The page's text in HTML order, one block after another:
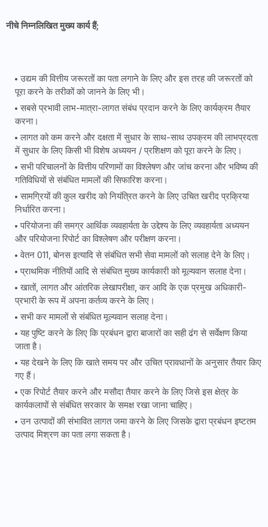
नीचे निम्नलिखित मुख्य कार्य हैं;
उद्यम की वित्तीय जरूरतों का पता लगाने के लिए और इस तरह की जरूरतों को
पूरा करने के तरीकों को जानने के लिए भी।
सबसे प्रभावी लाभ-मात्रा-लागत संबंध प्रदान करने के लिए कार्यक्रम तैयार
करना।
लागत को कम करने और दक्षता में सुधार के साथ-साथ उपक्रम की लाभप्रदता
में सुधार के लिए किसी भी विशेष अध्ययन / प्रशिक्षण को पूरा करने के लिए।
सभी परिचालनों के वित्तीय परिणामों का विश्लेषण और जांच करना और भविष्य की
गतिविधियों से संबंधित मामलों की सिफारिश करना।
सामग्रियों की कुल खरीद को नियंत्रित करने के लिए उचित खरीद प्रक्रिया
निर्धारित करना।
परियोजना की समग्र आर्थिक व्यवहार्यता के उद्देश्य के लिए व्यवहार्यता अध्ययन
और परियोजना रिपोर्ट का विश्लेषण और परीक्षण करना।
वेतन 011, बोनस इत्यादि से संबंधित सभी सेवा मामलों को सलाह देने के लिए।
प्राथमिक नीतियों आदि से संबंधित मुख्य कार्यकारी को मूल्यवान सलाह देना।
खातों, लागत और आंतरिक लेखापरीक्षा, कर आदि के एक प्रमुख अधिकारी-
प्रभारी के रूप में अपना कर्तव्य करने के लिए।
सभी कर मामलों से संबंधित मूल्यवान सलाह देना।
यह पुष्टि करने के लिए कि प्रबंधन द्वारा बाजारों का सही ढंग से सर्वेक्षण किया
जाता है।
यह देखने के लिए कि खाते समय पर और उचित प्रावधानों के अनुसार तैयार किए
गए हैं।
एक रिपोर्ट तैयार करने और मसौदा तैयार करने के लिए जिसे इस क्षेत्र के
कार्यकलापों से संबंधित सरकार के समक्ष रखा जाना चाहिए।
उन उत्पादों की संभावित लागत जमा करने के लिए जिसके द्वारा प्रबंधन इष्टतम
उत्पाद मिश्रण का पता लगा सकता है।